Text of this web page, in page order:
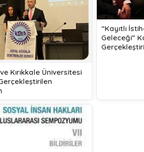
Kırıkkale Üniversitesi
“Kayıtlı
Geleceği”